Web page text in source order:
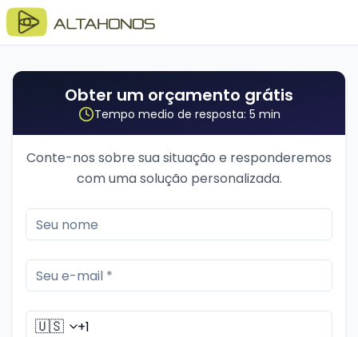
Obter um orçamento grátis
Tempo medio de resposta: 5 min
Conte-nos sobre sua situação e responderemos
com uma solução personalizada.
🇺🇸